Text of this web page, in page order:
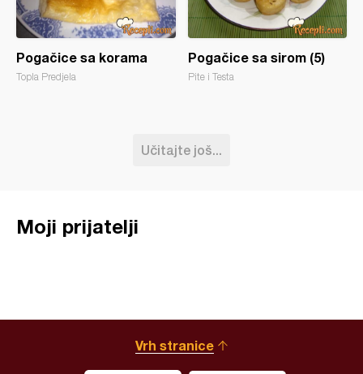
Pogačice sa korama
Topla Predjela
Pogačice sa sirom (5)
Pite i Testa
Učitajte još...
Moji prijatelji
Vrh stranice